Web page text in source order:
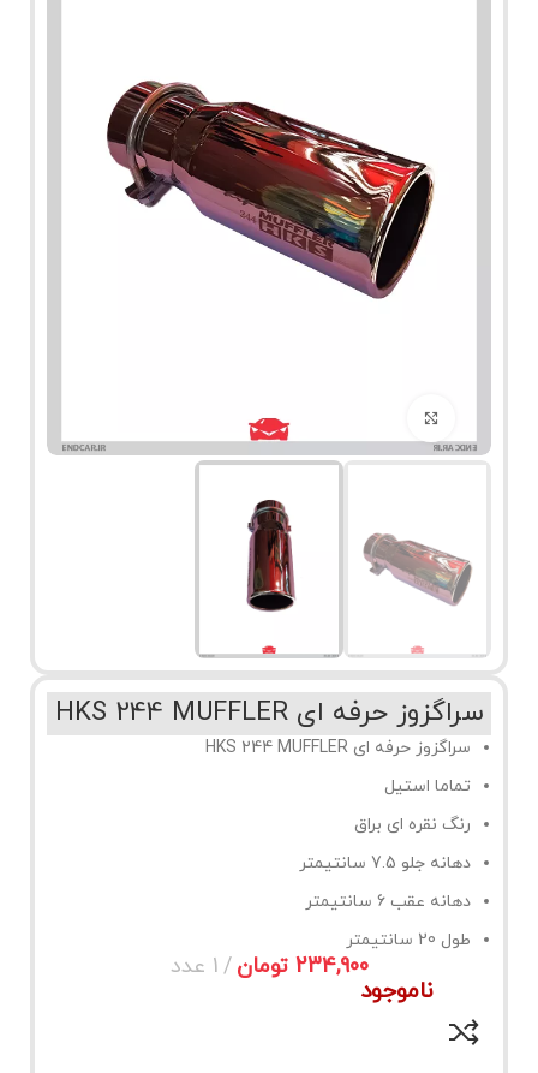
برای بزرگنمایی کلیک کنید
سراگزوز حرفه ای HKS 244 MUFFLER
سراگزوز حرفه ای HKS 244 MUFFLER
تماما استیل
رنگ نقره ای براق
دهانه جلو 7.5 سانتیمتر
دهانه عقب 6 سانتیمتر
طول 20 سانتیمتر
تومان
ناموجود